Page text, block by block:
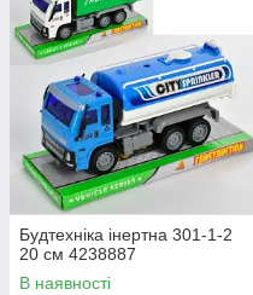
Будтехніка інертна 301-1-2
20 см 4238887
В наявності